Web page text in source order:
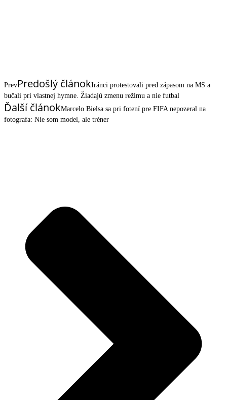
PrevPredošlý článokIránci protestovali pred zápasom na MS a
bučali pri vlastnej hymne. Žiadajú zmenu režimu a nie futbal
Ďalší článokMarcelo Bielsa sa pri fotení pre FIFA nepozeral na
fotografa: Nie som model, ale tréner